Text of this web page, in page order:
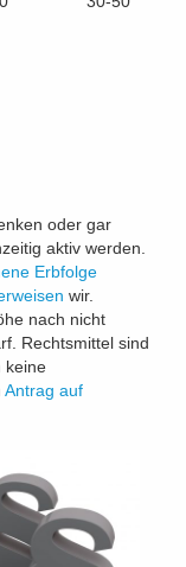
oder gar
aktiv werden.
Erbfolge
wir.
nach nicht
Rechtsmittel sind
keine
Antrag auf